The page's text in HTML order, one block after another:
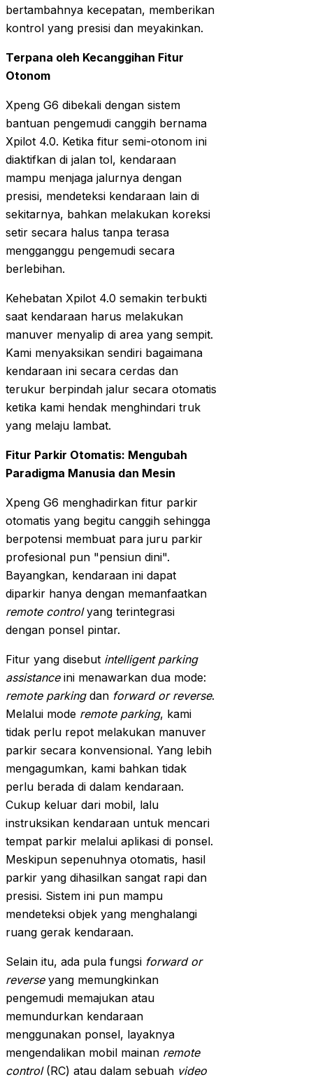
bertambahnya kecepatan, memberikan
kontrol yang presisi dan meyakinkan.
Terpana oleh Kecanggihan Fitur
Otonom
Xpeng G6 dibekali dengan sistem
bantuan pengemudi canggih bernama
Xpilot 4.0. Ketika fitur semi-otonom ini
diaktifkan di jalan tol, kendaraan
mampu menjaga jalurnya dengan
presisi, mendeteksi kendaraan lain di
sekitarnya, bahkan melakukan koreksi
setir secara halus tanpa terasa
mengganggu pengemudi secara
berlebihan.
Kehebatan Xpilot 4.0 semakin terbukti
saat kendaraan harus melakukan
manuver menyalip di area yang sempit.
Kami menyaksikan sendiri bagaimana
kendaraan ini secara cerdas dan
terukur berpindah jalur secara otomatis
ketika kami hendak menghindari truk
yang melaju lambat.
Fitur Parkir Otomatis: Mengubah
Paradigma Manusia dan Mesin
Xpeng G6 menghadirkan fitur parkir
otomatis yang begitu canggih sehingga
berpotensi membuat para juru parkir
profesional pun "pensiun dini".
Bayangkan, kendaraan ini dapat
diparkir hanya dengan memanfaatkan
remote controlyang terintegrasi
dengan ponsel pintar.
Fitur yang disebut intelligent parking
assistanceini menawarkan dua mode:
remote parkingdan forward or reverse.
Melalui mode remote parking, kami
tidak perlu repot melakukan manuver
parkir secara konvensional. Yang lebih
mengagumkan, kami bahkan tidak
perlu berada di dalam kendaraan.
Cukup keluar dari mobil, lalu
instruksikan kendaraan untuk mencari
tempat parkir melalui aplikasi di ponsel.
Meskipun sepenuhnya otomatis, hasil
parkir yang dihasilkan sangat rapi dan
presisi. Sistem ini pun mampu
mendeteksi objek yang menghalangi
ruang gerak kendaraan.
Selain itu, ada pula fungsi forward or
reverseyang memungkinkan
pengemudi memajukan atau
memundurkan kendaraan
menggunakan ponsel, layaknya
mengendalikan mobil mainan remote
control(RC) atau dalam sebuah video